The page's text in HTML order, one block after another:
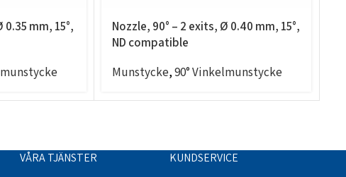
mm, 15°,
Nozzle, 90° – 2 exits, Ø 0.40 mm, 15°,
ND compatible
Munstycke,90° Vinkelmunstycke
VÅRA TJÄNSTER KUNDSERVICE